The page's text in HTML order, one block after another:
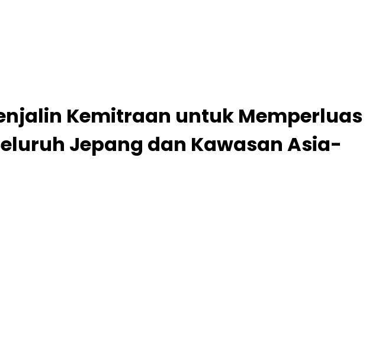
Kemitraan untuk Memperluas
Jepang dan Kawasan Asia-